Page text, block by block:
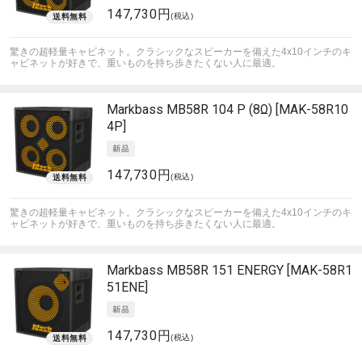
147,730円(税込)
驚きの超軽量キャビネット。クラシックなスピーカーを備えた4x10インチのキ
ャビネットが好きで、重いものを持ち歩きたくない人に最適。
Markbass MB58R 104 P (8Ω) [MAK-58R10
4P]
147,730円(税込)
驚きの超軽量キャビネット。クラシックなスピーカーを備えた4x10インチのキ
ャビネットが好きで、重いものを持ち歩きたくない人に最適。
Markbass MB58R 151 ENERGY [MAK-58R1
51ENE]
147,730円(税込)